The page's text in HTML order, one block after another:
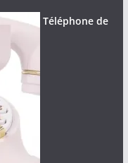
Téléphone de